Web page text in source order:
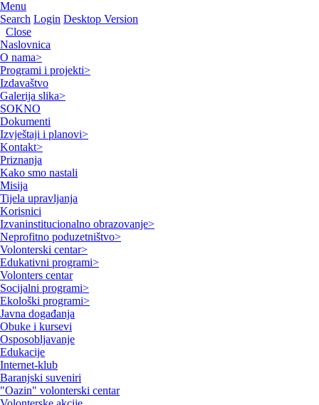
Menu
Search Login Desktop Version
Close
Naslovnica
O nama>
Programi i projekti>
Izdavaštvo
Galerija slika>
SOKNO
Dokumenti
Izvještaji i planovi>
Kontakt>
Priznanja
Kako smo nastali
Misija
Tijela upravljanja
Korisnici
Izvaninstitucionalno obrazovanje>
Neprofitno poduzetništvo>
Volonterski centar>
Edukativni programi>
Volonters centar
Socijalni programi>
Ekološki programi>
Javna događanja
Obuke i kursevi
Osposobljavanje
Edukacije
Internet-klub
Baranjski suveniri
"Oazin" volonterski centar